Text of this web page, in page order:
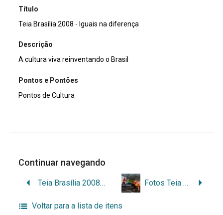
Título
Teia Brasília 2008 - Iguais na diferença
Descrição
A cultura viva reinventando o Brasil
Pontos e Pontões
Pontos de Cultura
Continuar navegando
Teia Brasília 2008 – Iguais na diferença Fotos Teia Catarina 2015
Voltar para a lista de itens